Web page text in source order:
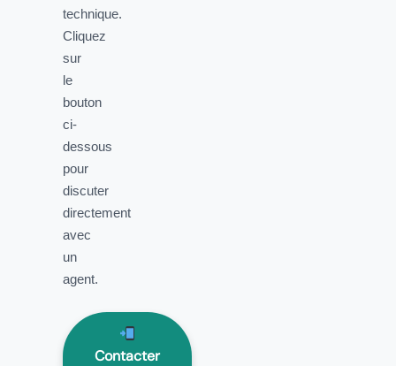
technique.
Cliquez
sur
le
bouton
ci-
dessous
pour
discuter
directement
avec
un
agent.
Contacter